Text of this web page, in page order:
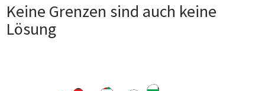
Keine Grenzen sind auch keine
Lösung